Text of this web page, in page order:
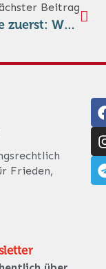
Beitrag
Diplomatie zuerst: Warum Bern bei Iran-Sanktionen zögert
Frieden,